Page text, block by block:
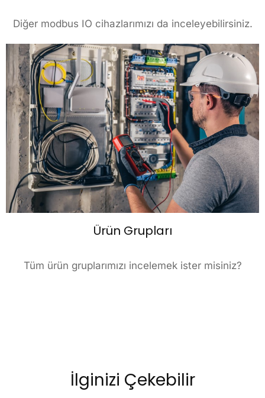
Diğer modbus IO cihazlarımızı da inceleyebilirsiniz.
Ürün Grupları
Tüm ürün gruplarımızı incelemek ister misiniz?
İlginizi Çekebilir